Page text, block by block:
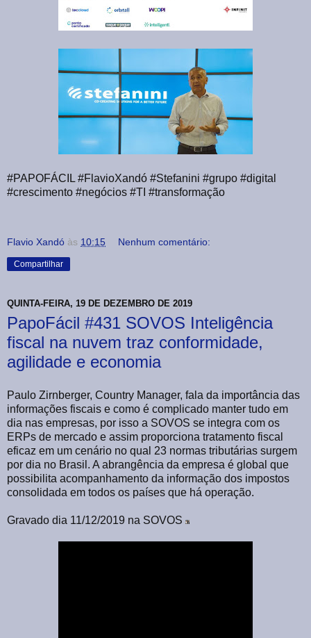
#PAPOFÁCIL #FlavioXandó #Stefanini #grupo #digital
#crescimento #negócios #TI #transformação
Flavio Xandó às 10:15 Nenhum comentário:
Compartilhar
QUINTA-FEIRA, 19 DE DEZEMBRO DE 2019
PapoFácil #431 SOVOS Inteligência
fiscal na nuvem traz conformidade,
agilidade e economia
Paulo Zirnberger, Country Manager, fala da importância das
informações fiscais e como é complicado manter tudo em
dia nas empresas, por isso a SOVOS se integra com os
ERPs de mercado e assim proporciona tratamento fiscal
eficaz em um cenário no qual 23 normas tributárias surgem
por dia no Brasil. A abrangência da empresa é global que
possibilita acompanhamento da informação dos impostos
consolidada em todos os países que há operação.
Gravado dia 11/12/2019 na SOVOS